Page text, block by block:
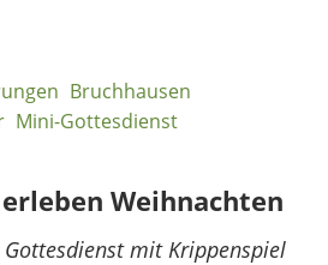
Bruchhausen
Mini-Gottesdienst
Weihnachten
mit Krippenspiel